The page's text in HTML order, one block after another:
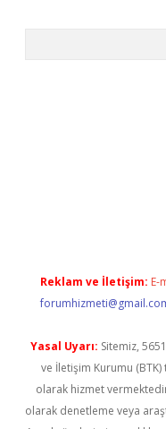
Reklam ve İletişim: E-
Yasal Uyarı: Sitemiz,
ve İletişim Kurumu (BTK)
olarak hizmet
olarak denetleme veya